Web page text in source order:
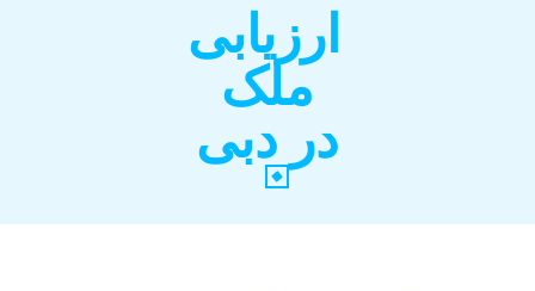
ارزیابی
ملک
در دبی